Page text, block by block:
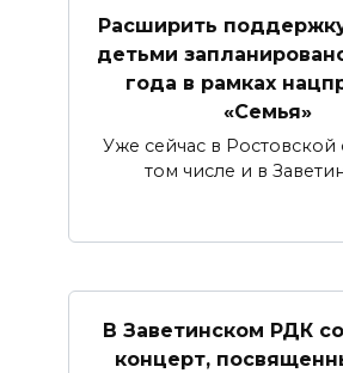
Расширить
детьми
года в рамках
«Семья»
Уже сейчас в Ростовской
том числе и в
В Заветинском РДК
концерт,